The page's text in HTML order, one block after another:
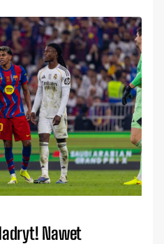
Nawet